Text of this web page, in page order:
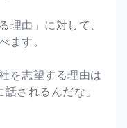
理由」に対して、
ます。
を志望する理由は
されるんだな」